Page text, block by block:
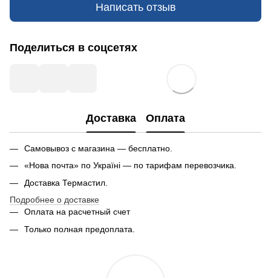
Написать отзыв
Поделиться в соцсетях
Доставка Оплата
Самовывоз с магазина — бесплатно.
«Нова почта» по Україні — по тарифам перевозчика.
Доставка Термастил.
Подробнее о доставке
Оплата на расчетный счет
Только полная предоплата.